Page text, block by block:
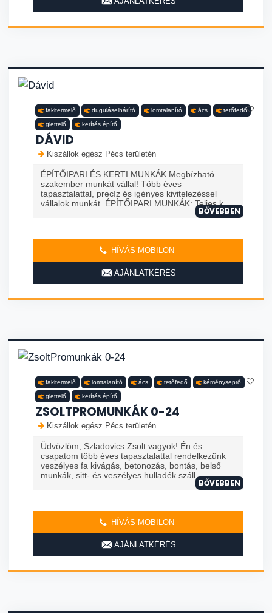
fakitermelő duguláselhárító lomtalanító ács tetőfedő
glettelő kerítés építő
DÁVID
Kiszállok egész Pécs területén
ÉPÍTŐIPARI ÉS KERTI MUNKÁK Megbízható
szakember munkát vállal! Több éves
tapasztalattal, precíz és igényes kivitelezéssel
vállalok munkát. ÉPÍTŐIPARI MUNKÁK: Teljes k...
BŐVEBBEN
HÍVÁS MOBILON
AJÁNLATKÉRÉS
fakitermelő lomtalanító ács tetőfedő kéményseprő
glettelő kerítés építő
ZSOLTPROMUNKÁK 0-24
Kiszállok egész Pécs területén
Üdvözlöm, Szladovics Zsolt vagyok! Én és
csapatom több éves tapasztalattal rendelkezünk
veszélyes fa kivágás, betonozás, bontás, belső
munkák, sitt- és veszélyes hulladék száll...
BŐVEBBEN
HÍVÁS MOBILON
AJÁNLATKÉRÉS